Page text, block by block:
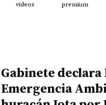
videos premium
Gabinete declara
Emergencia